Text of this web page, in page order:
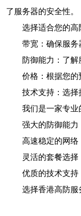
了服务器的安全性。
选择适合您的高
带宽：确保服务
防御能力：了解
价格：根据您的
技术支持：选择
我们是一家专业
强大的防御能力
高速稳定的网络
灵活的套餐选择
优质的技术支持
选择香港高防服